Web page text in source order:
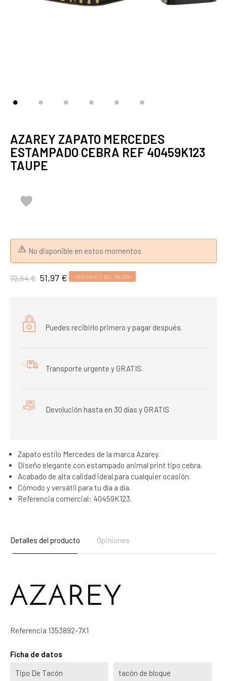
AZAREY ZAPATO MERCEDES
ESTAMPADO CEBRA REF 40459K123
TAUPE

No disponible en estos momentos
72,54 € 51,97 € DESCUENTO DEL 28,36%
Puedes recibirlo primero y pagar después.
Transporte urgente y GRATIS.
Devolución hasta en 30 días y GRATIS
Zapato estilo Mercedes de la marca Azarey.
Diseño elegante con estampado animal print tipo cebra.
Acabado de alta calidad ideal para cualquier ocasión.
Cómodo y versátil para tu día a día.
Referencia comercial: 40459K123.
Detalles del producto Opiniones
Referencia 1353892-7X1
Ficha de datos
Tipo De Tacón tacón de bloque